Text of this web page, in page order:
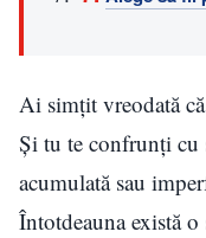
Ai simțit vreodată
Și tu te confrunți cu
acumulată sau
Întotdeauna există